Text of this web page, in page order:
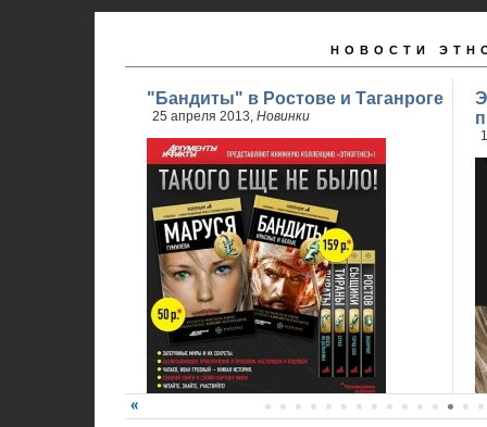
НОВОСТИ
"Бандиты" в Ростове и Таганроге
25 апреля 2013, Новинки